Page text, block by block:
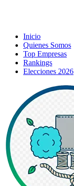
Inicio
Quienes Somos
Top Empresas
Rankings
Elecciones 2026